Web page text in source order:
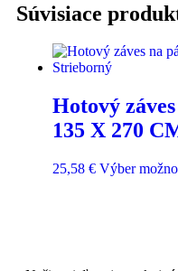
Súvisiace
Hotový
135 X 270
25,58 € Výber